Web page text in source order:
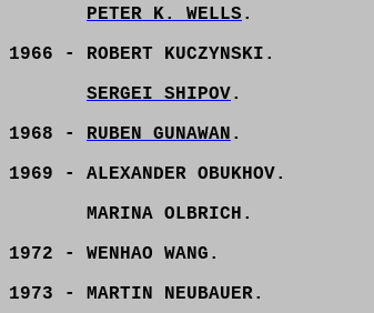
PETER K. WELLS .
1966 - ROBERT KUCZYNSKI.
SERGEI SHIPOV.
1968 - RUBEN GUNAWAN .
1969 - ALEXANDER OBUKHOV.
MARINA OLBRICH.
1972 - WENHAO WANG.
1973 - MARTIN NEUBAUER.